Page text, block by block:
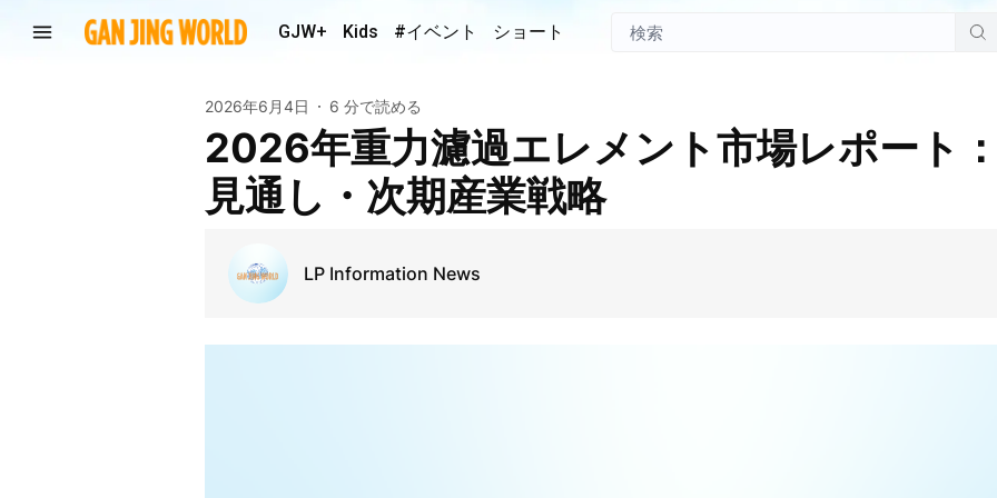
GJW+ Kids #イベント ショート
2026年6月4日 6 分で読める
2026年重力濾過エレメント市場レポート
見通し・次期産業戦略
LP Information News